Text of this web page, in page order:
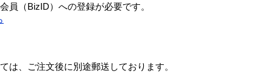
員（BizID）への登録が必要です。
は、ご注文後に別途郵送しております。